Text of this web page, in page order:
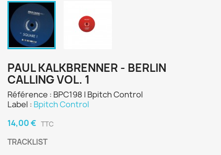
PAUL KALKBRENNER - BERLIN
CALLING VOL. 1
Référence : BPC198 | Bpitch Control
Label : Bpitch Control
14,00 € TTC
TRACKLIST